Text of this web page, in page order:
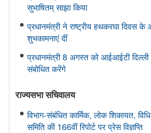
सुभाषितम् साझा किया
प्रधानमंत्री ने राष्ट्रीय हथकरघा दिवस के
शुभकामनाएं दीं
प्रधानमंत्री 8 अगस्त को आईआईटी दिल्ली
संबोधित करेंगे
राज्यसभा सचिवालय
विभाग-संबंधित कार्मिक, लोक शिकायत,
समिति की 166वीं रिपोर्ट पर प्रेस विज्ञप्ति